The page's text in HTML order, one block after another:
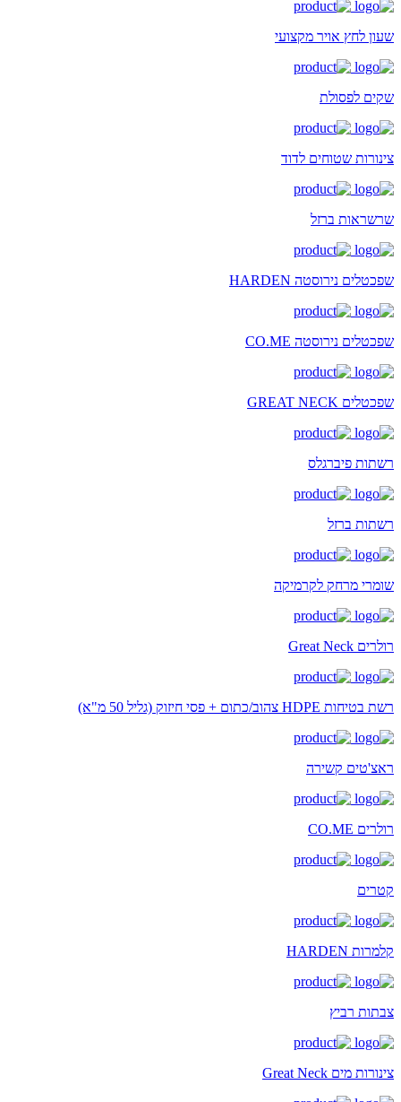
שעון לחץ אויר מקצועי
שקים לפסולת
צינורות שטוחים לדוד
שרשראות ברזל
שפכטלים נירוסטה HARDEN
שפכטלים נירוסטה CO.ME
שפכטלים GREAT NECK
רשתות פיברגלס
רשתות ברזל
שומרי מרחק לקרמיקה
רולרים Great Neck
רשת בטיחות HDPE צהוב/כתום + פסי חיזוק (גליל 50 מ"א)
ראצ'טים קשירה
רולרים CO.ME
קטרים
קלמרות HARDEN
צבתות רביץ
צינורות מים Great Neck